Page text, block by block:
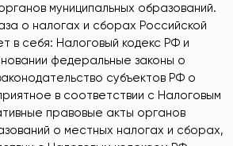
муниципальных образований.
о налогах и сборах Российской
в себя: Налоговый кодекс РФ и
федеральные законы о
субъектов РФ о
в соответствии с Налоговым
правовые акты органов
о местных налогах и сборах,